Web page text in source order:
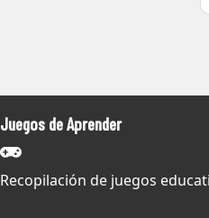
Juegos de Aprender
Recopilación de juegos